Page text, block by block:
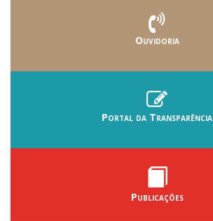
Ouvidoria
Portal da Transparência
Publicações